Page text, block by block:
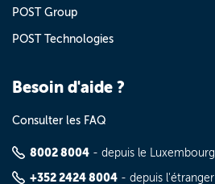
POST Group
POST Technologies
Besoin d'aide ?
Consulter les FAQ
8002 8004 - depuis le Luxembourg
+352 2424 8004 - depuis l'étranger